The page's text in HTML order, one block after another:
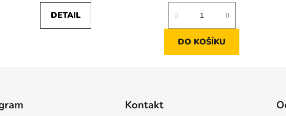
DETAIL
DO KOŠÍKU
Kontakt